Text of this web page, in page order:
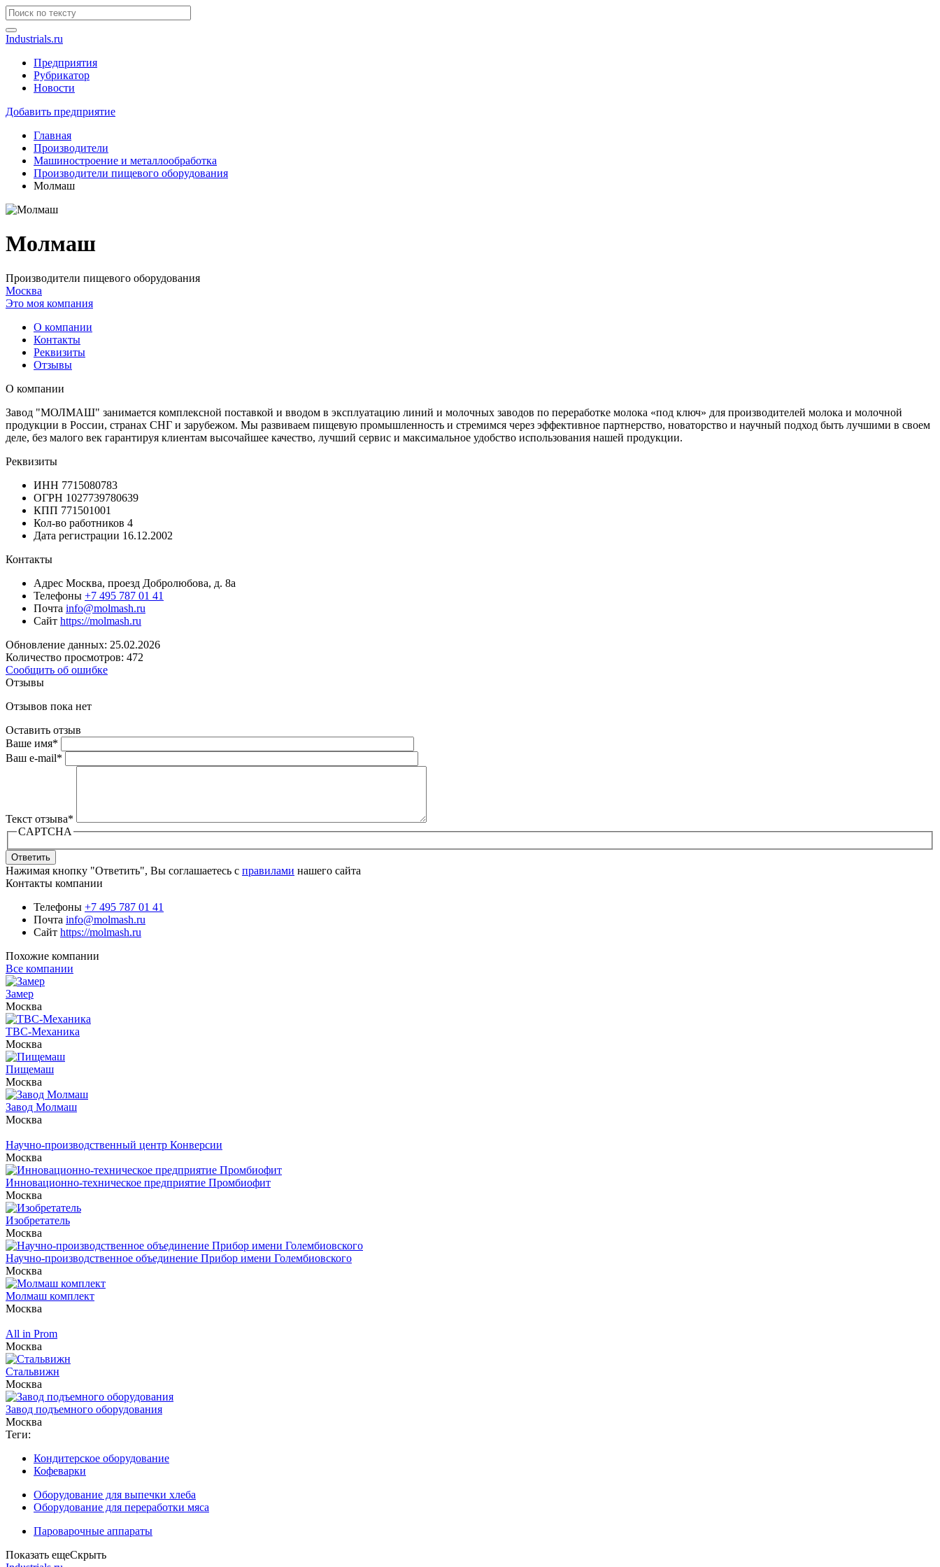
Industrials.ru
Предприятия
Рубрикатор
Новости
Добавить предприятие
Главная
Производители
Машиностроение и металлообработка
Производители пищевого оборудования
Молмаш
Молмаш
Производители пищевого оборудования
Москва
Это моя компания
О компании
Контакты
Реквизиты
Отзывы
О компании
Завод "МОЛМАШ" занимается комплексной поставкой и вводом в эксплуатацию линий и молочных заводов по переработке молока «под ключ» для производителей молока и молочной
продукции в России, странах СНГ и зарубежом. Мы развиваем пищевую промышленность и стремимся через эффективное партнерство, новаторство и научный подход быть лучшими в своем
деле, без малого век гарантируя клиентам высочайшее качество, лучший сервис и максимальное удобство использования нашей продукции.
Реквизиты
ИНН 7715080783
ОГРН 1027739780639
КПП 771501001
Кол-во работников 4
Дата регистрации 16.12.2002
Контакты
Адрес Москва, проезд Добролюбова, д. 8а
Телефоны +7 495 787 01 41
Почта info@molmash.ru
Сайт https://molmash.ru
Обновление данных: 25.02.2026
Количество просмотров: 472
Сообщить об ошибке
Отзывы
Отзывов пока нет
Оставить отзыв
Ваше имя*
Ваш e-mail*
Текст отзыва*
CAPTCHA
Ответить
Нажимая кнопку "Ответить", Вы соглашаетесь с правилами нашего сайта
Контакты компании
Телефоны +7 495 787 01 41
Почта info@molmash.ru
Сайт https://molmash.ru
Похожие компании
Все компании
Замер
Москва
ТВС-Механика
Москва
Пищемаш
Москва
Завод Молмаш
Москва
Научно-производственный центр Конверсии
Москва
Инновационно-техническое предприятие Промбиофит
Москва
Изобретатель
Москва
Научно-производственное объединение Прибор имени Голембиовского
Москва
Молмаш комплект
Москва
All in Prom
Москва
Стальвижн
Москва
Завод подъемного оборудования
Москва
Теги:
Кондитерское оборудование
Кофеварки
Оборудование для выпечки хлеба
Оборудование для переработки мяса
Пароварочные аппараты
Показать ещеСкрыть